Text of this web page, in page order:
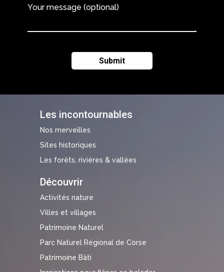
Les incontournables
Nos merveilles
Sites historiques
Les forêts, rivières & vallées
Découvrir
Activités nature
Villes et villages
Patrimoine Naturel
Parc Naturel Régional de Corse
Patrimoine Bâti
Your message (optional)